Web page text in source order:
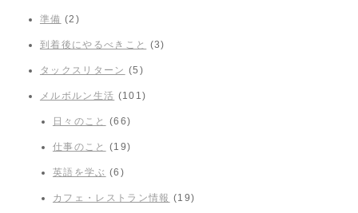
準備 (2)
到着後にやるべきこと (3)
タックスリターン (5)
メルボルン生活 (101)
日々のこと (66)
仕事のこと (19)
英語を学ぶ (6)
カフェ・レストラン情報 (19)